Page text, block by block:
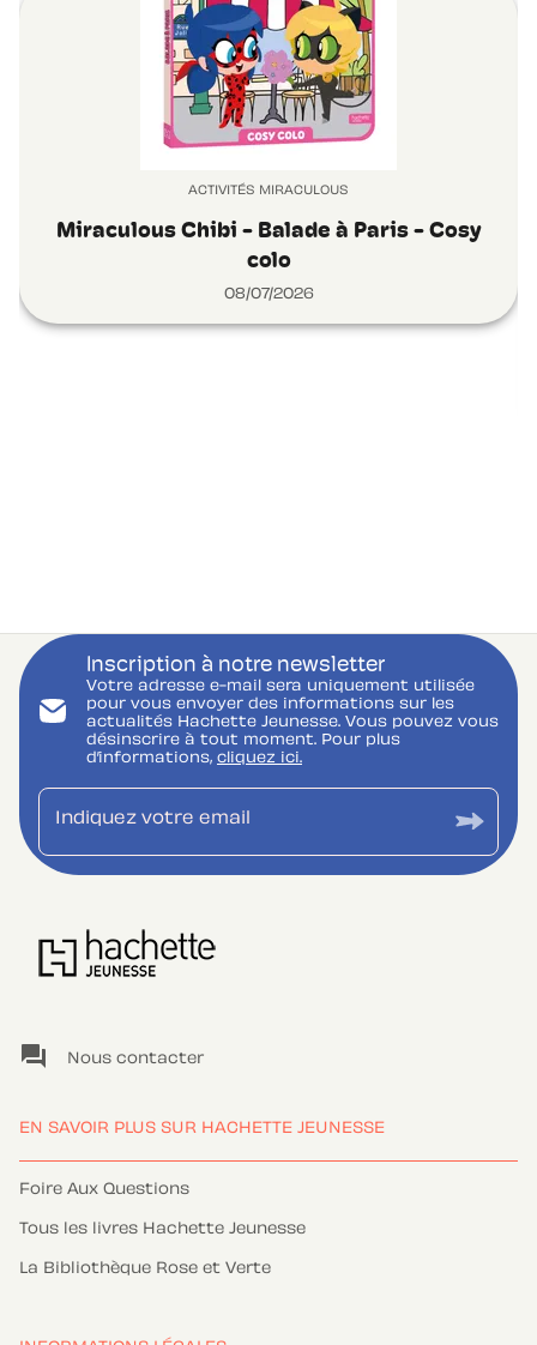
ACTIVITÉS MIRACULOUS
Miraculous Chibi - Balade à Paris - Cosy
colo
08/07/2026
Inscription à notre newsletter
Votre adresse e-mail sera uniquement utilisée
pour vous envoyer des informations sur les
actualités Hachette Jeunesse. Vous pouvez vous
désinscrire à tout moment. Pour plus
d’informations, cliquez ici.
Indiquez votre email
question_answer Nous contacter
EN SAVOIR PLUS SUR HACHETTE JEUNESSE
Foire Aux Questions
Tous les livres Hachette Jeunesse
La Bibliothèque Rose et Verte